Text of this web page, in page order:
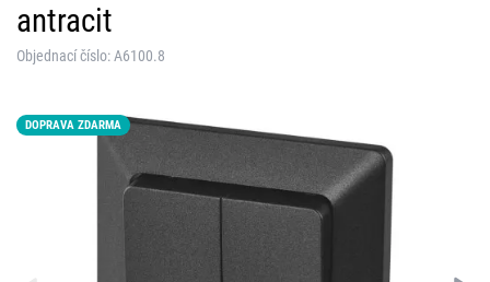
antracit
Objednací číslo: A6100.8
DOPRAVA ZDARMA